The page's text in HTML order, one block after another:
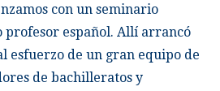
con un seminario
español. Allí arrancó
esfuerzo de un gran equipo de
de bachilleratos y